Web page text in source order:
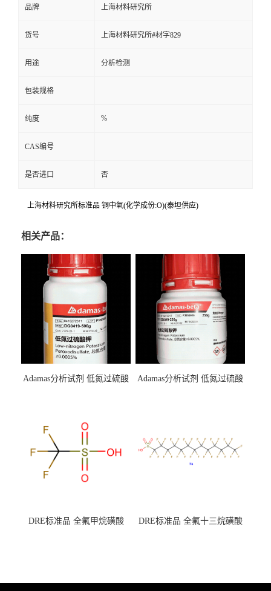
品牌 上海材料研究所
货号 上海材料研究所#材字829
用途 分析检测
包装规格
纯度 %
CAS编号
是否进口 否
上海材料研究所标准品 铜中氧(化学成份:O)(泰坦供应)
相关产品：
Adamas分析试剂 低氮过硫酸
（泰坦现货供应）
Adamas分析试剂 低氮过硫酸
DRE标准品 全氟甲烷磺酸
DRE标准品 全氟十三烷磺酸